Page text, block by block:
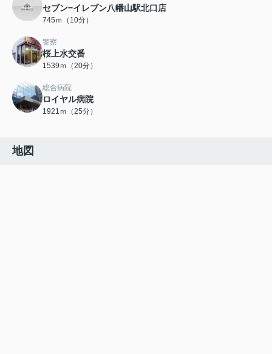
セブン−イレブン八幡山駅北口店
745ｍ（10分）
警察
桜上水交番
1539ｍ（20分）
総合病院
ロイヤル病院
1921ｍ（25分）
地図